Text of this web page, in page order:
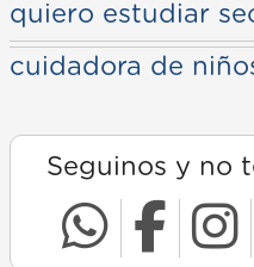
quiero estudiar
cuidadora de
Seguinos y no